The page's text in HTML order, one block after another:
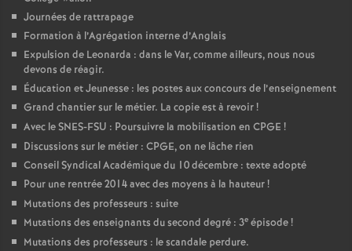
Journées de rattrapage
Formation à l’Agrégation interne d’Anglais
Expulsion de Leonarda : dans le Var, comme ailleurs, nous nous
devons de réagir.
Éducation et Jeunesse : les postes aux concours de l’enseignement
Grand chantier sur le métier. La copie est à revoir!
Avec le SNES-FSU : Poursuivre la mobilisation en CPGE !
Discussions sur le métier : CPGE, on ne lâche rien
Conseil Syndical Académique du 10 décembre : texte adopté
Pour une rentrée 2014 avec des moyens à la hauteur!
Mutations des professeurs : suite
Mutations des enseignants du second degré : 3e épisode!
Mutations des professeurs : le scandale perdure.